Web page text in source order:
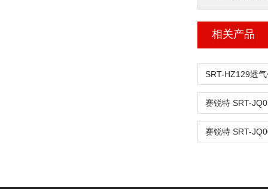
相关产品